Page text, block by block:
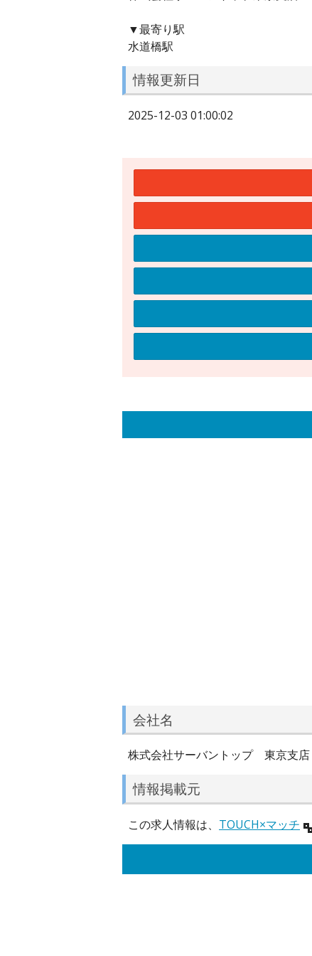
▼最寄り駅
水道橋駅
情報更新日
2025-12-03 01:00:02
会社名
株式会社サーバントップ 東京支店
情報掲載元
この求人情報は、 TOUCH×マッチ